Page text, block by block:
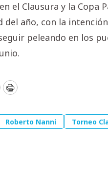
el Clausura y la Copa
del año, con la
peleando en los
Print
Roberto Nanni Torneo